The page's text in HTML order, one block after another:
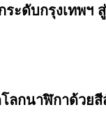
ะดับกรุงเทพ
ลกนาฬิกาด้ว